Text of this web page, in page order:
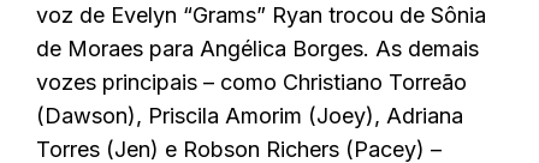
voz de Evelyn “Grams” Ryan trocou de Sônia
de Moraes para Angélica Borges. As demais
vozes principais – como Christiano Torreão
(Dawson), Priscila Amorim (Joey), Adriana
Torres (Jen) e Robson Richers (Pacey) –